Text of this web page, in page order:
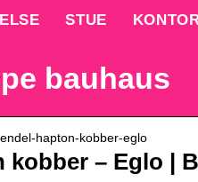
STUE
bauhaus
hapton-kobber-eglo
kobber – Eglo |